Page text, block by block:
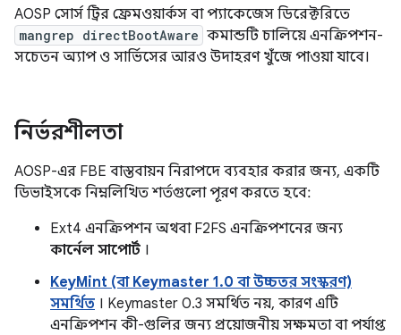
AOSP সোর্স ট্রির ফ্রেমওয়ার্কস বা প্যাকেজেস ডিরেক্টরিতে
mangrep directBootAware কমান্ডটি চালিয়ে এনক্রিপশন-
সচেতন অ্যাপ ও সার্ভিসের আরও উদাহরণ খুঁজে পাওয়া যাবে।
নির্ভরশীলতা
AOSP-এর FBE বাস্তবায়ন নিরাপদে ব্যবহার করার জন্য, একটি
ডিভাইসকে নিম্নলিখিত শর্তগুলো পূরণ করতে হবে:
Ext4 এনক্রিপশন অথবা F2FS এনক্রিপশনের জন্য
কার্নেল সাপোর্ট ।
KeyMint (বা Keymaster 1.0 বা উচ্চতর সংস্করণ)
সমর্থিত । Keymaster 0.3 সমর্থিত নয়, কারণ এটি
এনক্রিপশন কী-গুলির জন্য প্রয়োজনীয় সক্ষমতা বা পর্যাপ্ত